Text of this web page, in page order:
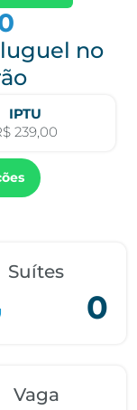
no
IPTU
239,00
Suítes
0
Vaga